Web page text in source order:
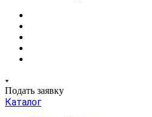
Подать заявку
Каталог